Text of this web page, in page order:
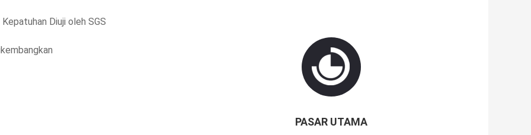
Kepatuhan Diuji oleh SGS
PASAR UTAMA